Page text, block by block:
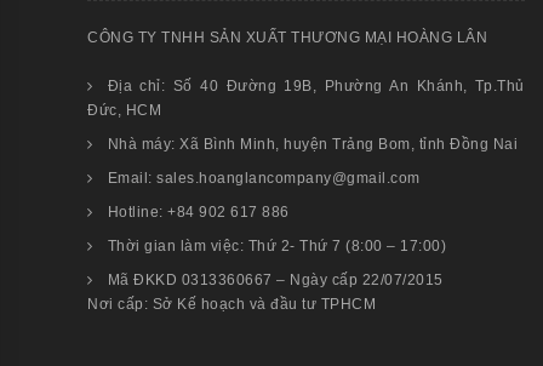
CÔNG TY TNHH SẢN XUẤT THƯƠNG MẠI HOÀNG LÂN
Địa chỉ: Số 40 Đường 19B, Phường An Khánh, Tp.Thủ
Đức, HCM
Nhà máy: Xã Bình Minh, huyện Trảng Bom, tỉnh Đồng Nai
Email: sales.hoanglancompany@gmail.com
Hotline: +84 902 617 886
Thời gian làm việc: Thứ 2- Thứ 7 (8:00 – 17:00)
Mã ĐKKD 0313360667 – Ngày cấp 22/07/2015
Nơi cấp: Sở Kế hoạch và đầu tư TPHCM